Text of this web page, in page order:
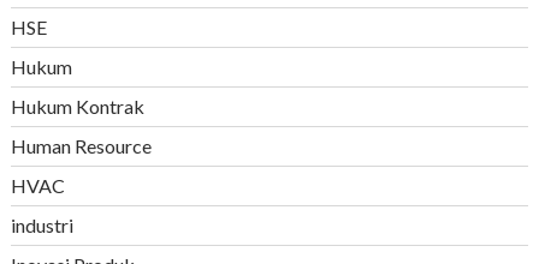
HSE
Hukum
Hukum Kontrak
Human Resource
HVAC
industri